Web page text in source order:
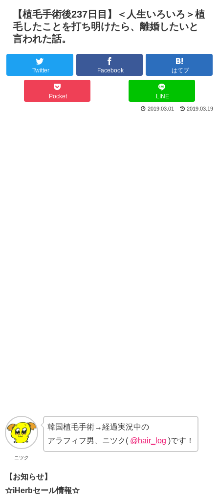
【植毛手術後237日目】＜人生いろいろ＞植
毛したことを打ち明けたら、離婚したいと
言われた話。
Twitter Facebook はてブ
Pocket LINE
2019.03.19
2019.03.01
ニツク
韓国植毛手術→経過実況中の
アラフィフ男、ニツク( @hair_log )です！
【お知らせ】
☆iHerbセール情報☆